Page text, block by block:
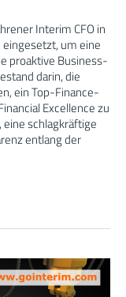
Interim CFO in
um eine
proaktive Business-
darin, die
ein Top-Finance-
Excellence zu
schlagkräftige
entlang der